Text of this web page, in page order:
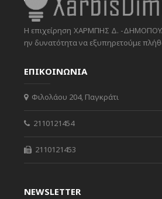
Η επιχείρηση ΧΑΡΜΠΗΣ Δ. -
ην δυνατότητα να εξυπηρετούμε
ΕΠΙΚΟΙΝΩΝΙΑ
Φιλολάου 204, Παγκράτι
2110121454
2110121453
NEWSLETTER